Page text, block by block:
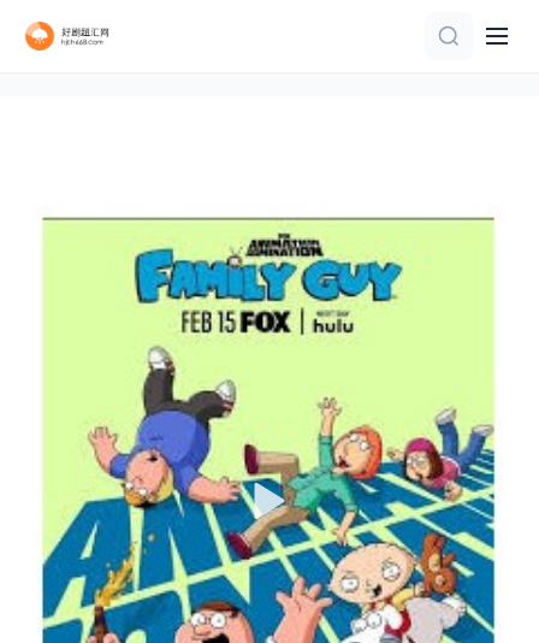
更新至第45集
已完结 共12集
已完结
第80集完结
第60集完结
更新第06集
更新至第26集
已完结
连载中 连载到19集
第23集